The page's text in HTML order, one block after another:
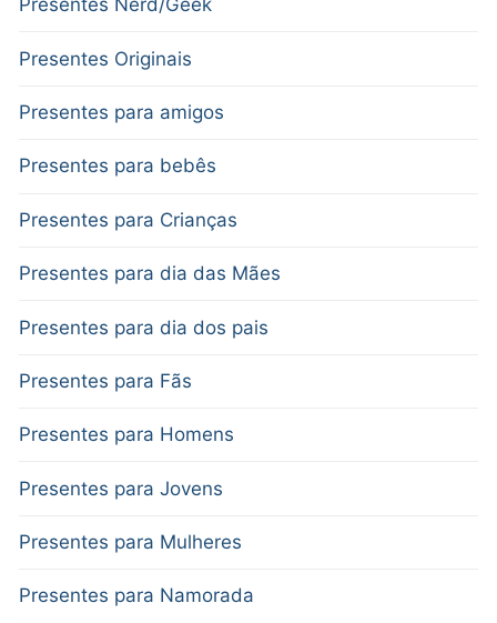
Presentes Nerd/Geek
Presentes Originais
Presentes para amigos
Presentes para bebês
Presentes para Crianças
Presentes para dia das Mães
Presentes para dia dos pais
Presentes para Fãs
Presentes para Homens
Presentes para Jovens
Presentes para Mulheres
Presentes para Namorada